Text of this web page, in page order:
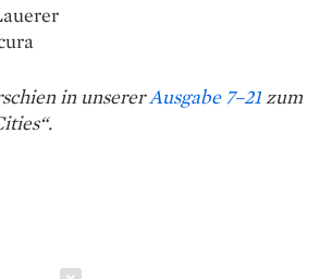
in unsererAusgabe 7–21zum